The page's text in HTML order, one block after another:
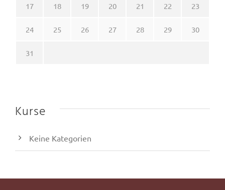
17 18 19 20 21 22 23
24 25 26 27 28 29 30
31
Kurse
Keine Kategorien